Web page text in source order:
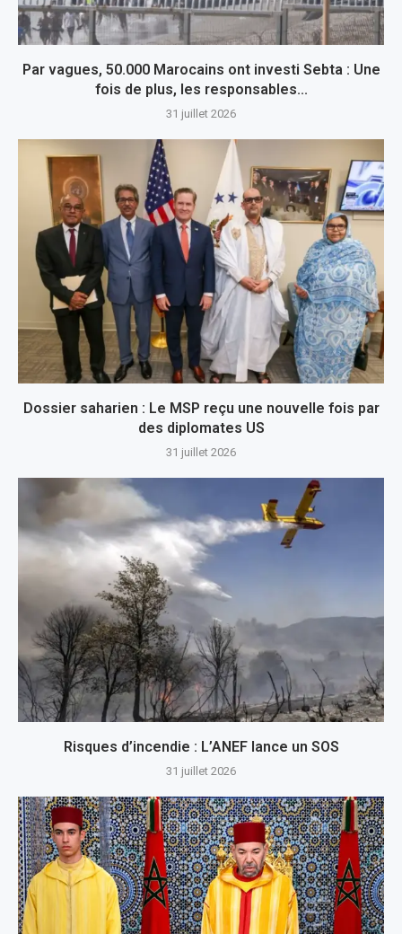
Par vagues, 50.000 Marocains ont investi Sebta : Une
fois de plus, les responsables...
31 juillet 2026
Dossier saharien : Le MSP reçu une nouvelle fois par
des diplomates US
31 juillet 2026
Risques d’incendie : L’ANEF lance un SOS
31 juillet 2026